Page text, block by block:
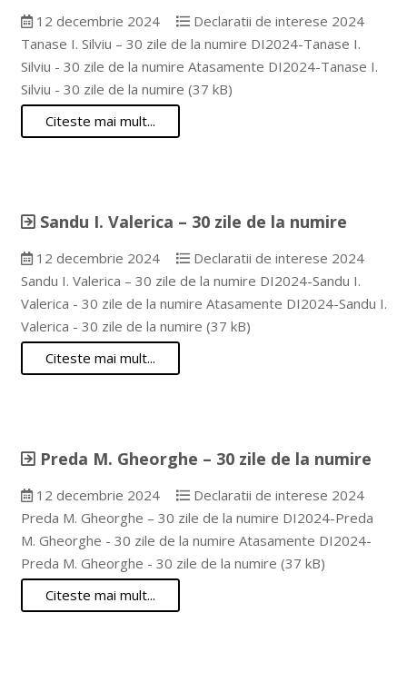
12 decembrie 2024
Declaratii de interese 2024
Tanase I. Silviu – 30 zile de la numire DI2024-Tanase I.
Silviu - 30 zile de la numire Atasamente DI2024-Tanase I.
Silviu - 30 zile de la numire (37 kB)
Citeste mai mult...
Sandu I. Valerica – 30 zile de la numire
12 decembrie 2024
Declaratii de interese 2024
Sandu I. Valerica – 30 zile de la numire DI2024-Sandu I.
Valerica - 30 zile de la numire Atasamente DI2024-Sandu I.
Valerica - 30 zile de la numire (37 kB)
Citeste mai mult...
Preda M. Gheorghe – 30 zile de la numire
12 decembrie 2024
Declaratii de interese 2024
Preda M. Gheorghe – 30 zile de la numire DI2024-Preda
M. Gheorghe - 30 zile de la numire Atasamente DI2024-
Preda M. Gheorghe - 30 zile de la numire (37 kB)
Citeste mai mult...